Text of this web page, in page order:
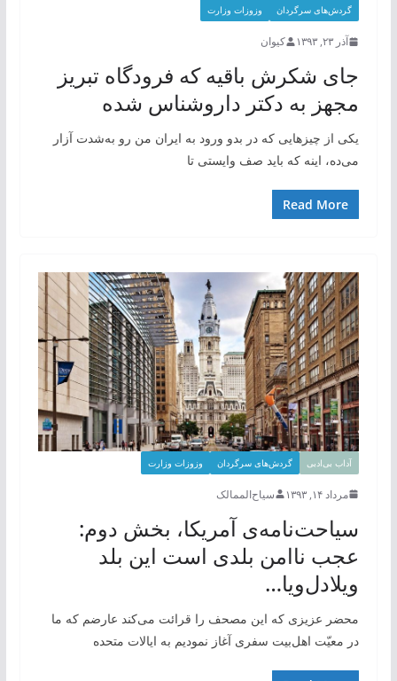
گردش‌های سرگردان وزوزات وزارت
آذر ۲۳, ۱۳۹۳ کیوان
جای شکرش باقیه که فرودگاه تبریز
مجهز به دکتر داروشناس شده
یکی از چیزهایی که در بدو ورود به ایران من رو به‌شدت آزار
می‌ده، اینه که باید صف وایستی تا
Read More
آداب بی‌ادبی گردش‌های سرگردان وزوزات وزارت
مرداد ۱۴, ۱۳۹۳ سیاح‌الممالک
سیاحت‌نامه‌ی آمریکا، بخش دوم:
عجب ناامن بلدی است این بلد
ویلادل‌ویا…
محضر عزیزی که این مصحف را قرائت می‌کند عارضم که ما
در معیّت اهل‌بیت سفری آغاز نمودیم به ایالات متحده